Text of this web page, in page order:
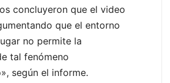
concluyeron que el video
que el entorno
no permite la
tal fenómeno
según el informe.